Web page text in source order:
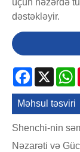
üçün nəzərdə
dəstəkləyir.
Facebook
X
Məhsul təsviri
Shenchi-nin
Nəzarəti və